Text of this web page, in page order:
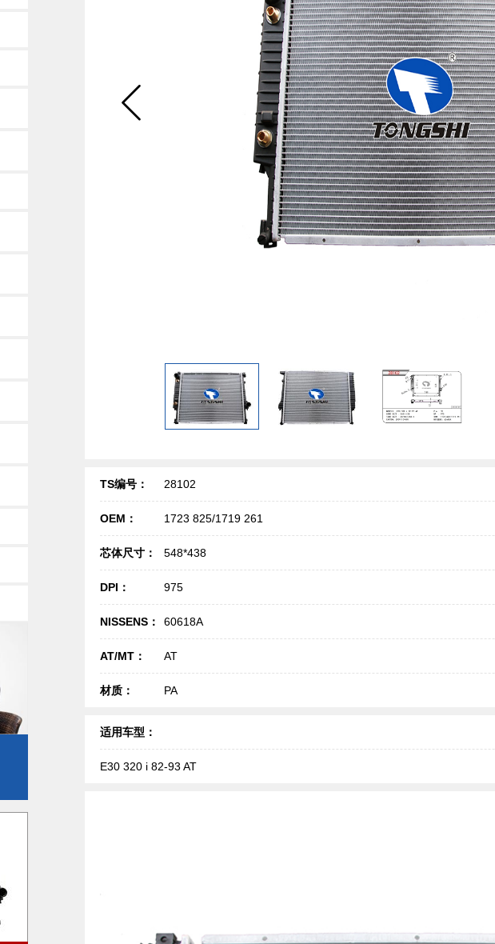
TS编号： 28102
OEM： 1723 825/1719 261
芯体尺寸： 548*438
DPI： 975
NISSENS： 60618A
AT/MT： AT
材质： PA
适用车型：
E30 320 i 82-93 AT